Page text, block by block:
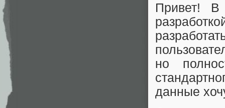
Привет!
но
данные